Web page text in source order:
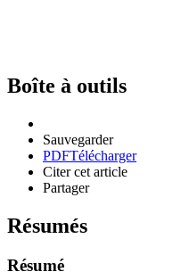
Boîte à outils
Sauvegarder
PDFTélécharger
Citer cet article
Partager
Résumés
Résumé